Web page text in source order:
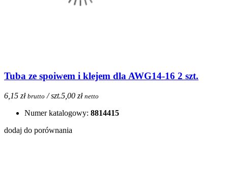
Tuba ze spoiwem i klejem dla AWG14-16 2 szt.
6,15 zł brutto / szt.5,00 zł netto
Numer katalogowy: 8814415
dodaj do porównania